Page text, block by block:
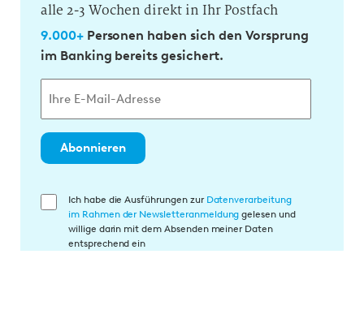
alle 2-3 Wochen direkt in Ihr Postfach
9.000+Personen haben sich den Vorsprung
im Banking bereits gesichert.
Abonnieren
E
Ich habe die Ausführungen zur Datenverarbeitung
im Rahmen der Newsletteranmeldung gelesen und
willige darin mit dem Absenden meiner Daten
entsprechend ein